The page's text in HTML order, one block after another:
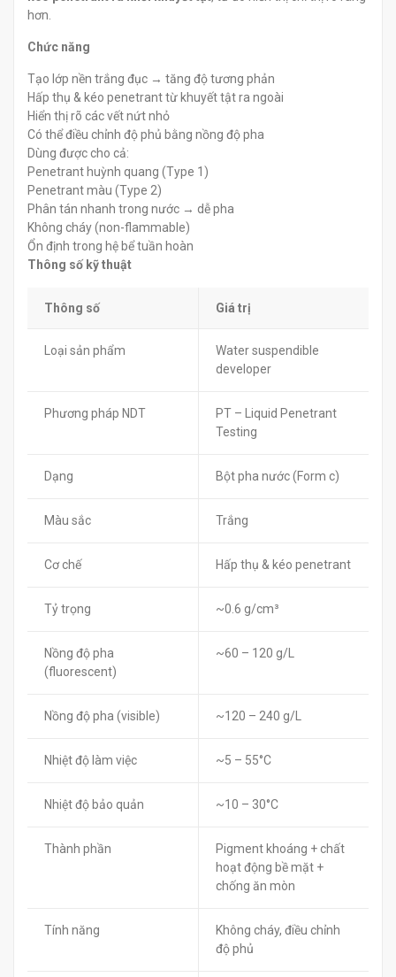
hơn.
Chức năng
Tạo lớp nền trắng đục → tăng độ tương phản
Hấp thụ & kéo penetrant từ khuyết tật ra ngoài
Hiển thị rõ các vết nứt nhỏ
Có thể điều chỉnh độ phủ bằng nồng độ pha
Dùng được cho cả:
Penetrant huỳnh quang (Type 1)
Penetrant màu (Type 2)
Phân tán nhanh trong nước → dễ pha
Không cháy (non-flammable)
Ổn định trong hệ bể tuần hoàn
Thông số kỹ thuật
Thông số Giá trị
Loại sản phẩm
Water suspendible
developer
Phương pháp NDT
PT – Liquid Penetrant
Testing
Dạng Bột pha nước (Form c)
Màu sắc Trắng
Cơ chế Hấp thụ & kéo penetrant
Tỷ trọng ~0.6 g/cm³
Nồng độ pha
(fluorescent)
~60 – 120 g/L
Nồng độ pha (visible) ~120 – 240 g/L
Nhiệt độ làm việc ~5 – 55°C
Nhiệt độ bảo quản ~10 – 30°C
Thành phần
Pigment khoáng + chất
hoạt động bề mặt +
chống ăn mòn
Tính năng
Không cháy, điều chỉnh
độ phủ